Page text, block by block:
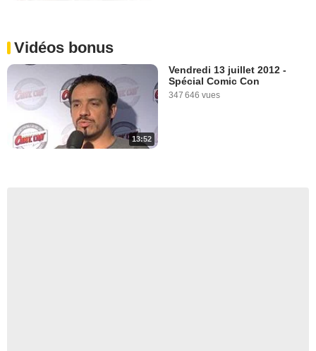
Vidéos bonus
13:52
Vendredi 13 juillet 2012 -
Spécial Comic Con
347 646 vues